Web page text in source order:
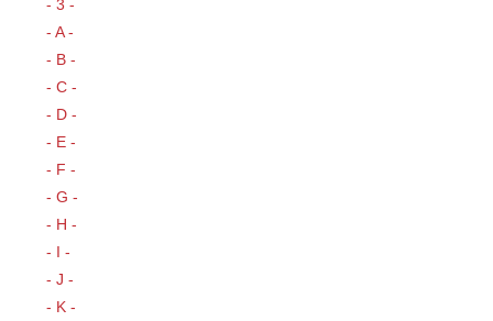
- 3 -
- A -
- B -
- C -
- D -
- E -
- F -
- G -
- H -
- I -
- J -
- K -